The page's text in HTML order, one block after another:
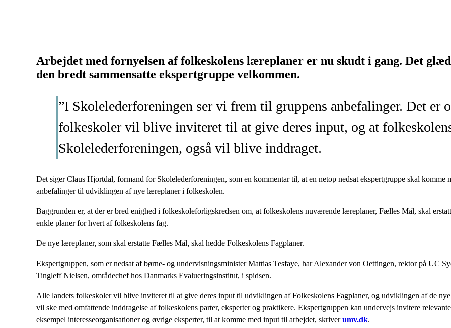
Arbejdet med fornyelsen af folkeskolens læreplaner er nu skudt i gang. Det
den bredt sammensatte ekspertgruppe velkommen.
”I Skolelederforeningen ser vi frem til gruppens anbefalinger. Det er
folkeskoler vil blive inviteret til at give deres input, og at
Skolelederforeningen, også vil blive inddraget.
Det siger Claus Hjortdal, formand for Skolelederforeningen, som en kommentar til, at en netop nedsat ekspertgruppe skal komme
anbefalinger til udviklingen af nye læreplaner i folkeskolen.
Baggrunden er, at der er bred enighed i folkeskoleforligskredsen om, at folkeskolens nuværende læreplaner, Fælles Mål, skal
enkle planer for hvert af folkeskolens fag.
De nye læreplaner, som skal erstatte Fælles Mål, skal hedde Folkeskolens Fagplaner.
Ekspertgruppen, som er nedsat af børne- og undervisningsminister Mattias Tesfaye, har Alexander von Oettingen, rektor på UC
Tingleff Nielsen, områdechef hos Danmarks Evalueringsinstitut, i spidsen.
Alle landets folkeskoler vil blive inviteret til at give deres input til udviklingen af Folkeskolens Fagplaner, og udviklingen af de
vil ske med omfattende inddragelse af folkeskolens parter, eksperter og praktikere. Ekspertgruppen kan undervejs invitere
eksempel interesseorganisationer og øvrige eksperter, til at komme med input til arbejdet, skriverumv.dk.